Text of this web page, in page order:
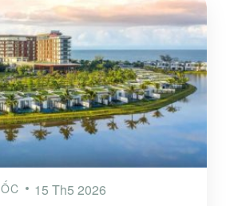
15 Th5 2026